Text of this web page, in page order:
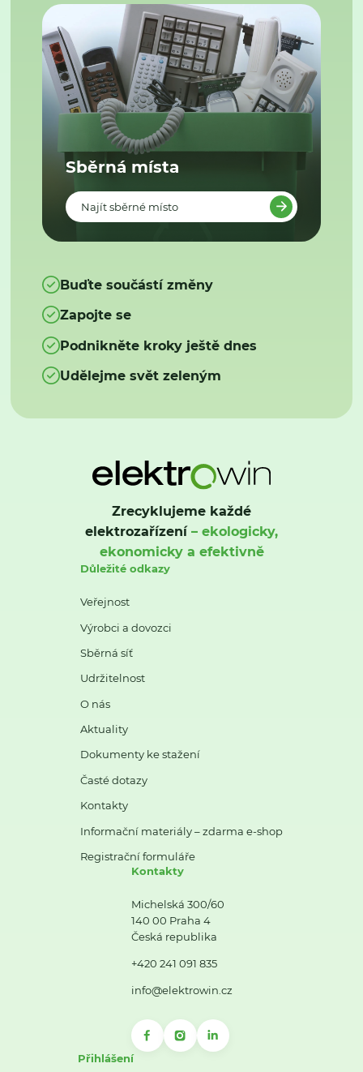
Sběrná místa
Najít sběrné místo
Buďte součástí změny
Zapojte se
Podnikněte kroky ještě dnes
Udělejme svět zeleným
Zrecyklujeme každé
elektrozařízení– ekologicky,
ekonomicky a efektivně
Důležité odkazy
Veřejnost
Výrobci a dovozci
Sběrná síť
Udržitelnost
O nás
Aktuality
Dokumenty ke stažení
Časté dotazy
Kontakty
Informační materiály – zdarma e-shop
Registrační formuláře
Kontakty
Michelská 300/60
140 00 Praha 4
Česká republika
+420 241 091 835
info@elektrowin.cz
Přihlášení